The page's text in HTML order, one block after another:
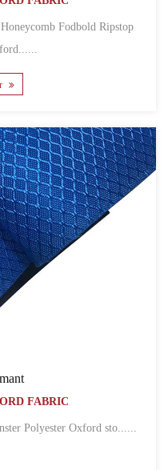
FABRIC
Polyester Oxford sto......